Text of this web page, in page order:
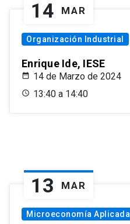
14 MAR
Organización Industrial
Enrique Ide, IESE
14 de Marzo de 2024
13:40 a 14:40
13 MAR
Microeconomía Aplicada